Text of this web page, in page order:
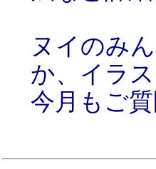
ヌイのみ
か、イラ
今月もご